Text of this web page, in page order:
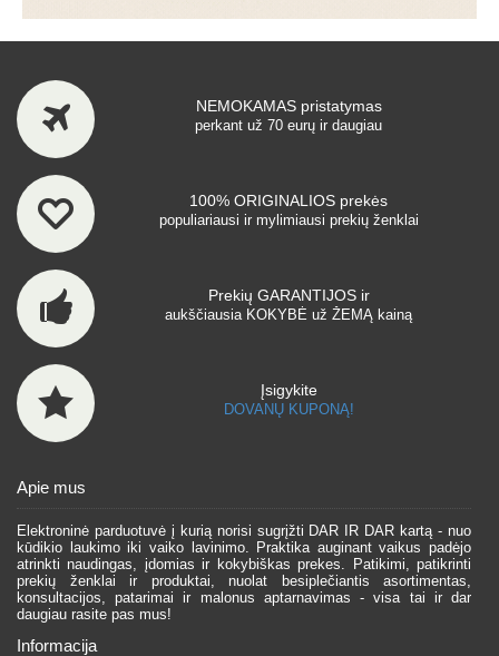
NEMOKAMAS pristatymas
perkant už 70 eurų ir daugiau
100% ORIGINALIOS prekės
populiariausi ir mylimiausi prekių ženklai
Prekių GARANTIJOS ir
aukščiausia KOKYBĖ už ŽEMĄ kainą
Įsigykite
DOVANŲ KUPONĄ!
Apie mus
Elektroninė parduotuvė į kurią norisi sugrįžti DAR IR DAR kartą - nuo
kūdikio laukimo iki vaiko lavinimo. Praktika auginant vaikus padėjo
atrinkti naudingas, įdomias ir kokybiškas prekes. Patikimi, patikrinti
prekių ženklai ir produktai, nuolat besiplečiantis asortimentas,
konsultacijos, patarimai ir malonus aptarnavimas - visa tai ir dar
daugiau rasite pas mus!
Informacija